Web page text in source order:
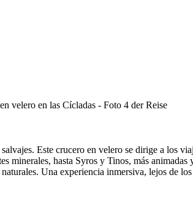
Este crucero en velero se dirige a los
minerales, hasta Syros y Tinos, más animadas
Una experiencia inmersiva, lejos de